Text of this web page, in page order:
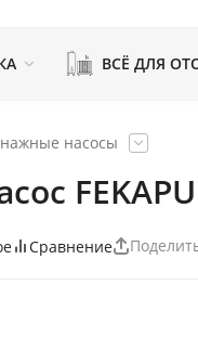
ВСЁ ДЛЯ
насосы
Сравнение